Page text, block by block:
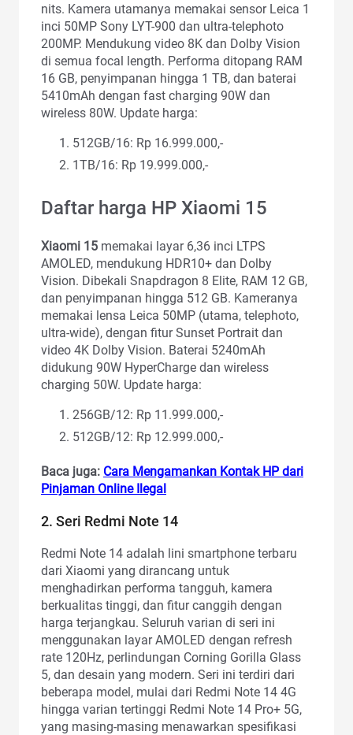
nits. Kamera utamanya memakai sensor Leica 1
inci 50MP Sony LYT-900 dan ultra-telephoto
200MP. Mendukung video 8K dan Dolby Vision
di semua focal length. Performa ditopang RAM
16 GB, penyimpanan hingga 1 TB, dan baterai
5410mAh dengan fast charging 90W dan
wireless 80W. Update harga:
512GB/16: Rp 16.999.000,-
1TB/16: Rp 19.999.000,-
Daftar harga HP Xiaomi 15
Xiaomi 15 memakai layar 6,36 inci LTPS
AMOLED, mendukung HDR10+ dan Dolby
Vision. Dibekali Snapdragon 8 Elite, RAM 12 GB,
dan penyimpanan hingga 512 GB. Kameranya
memakai lensa Leica 50MP (utama, telephoto,
ultra-wide), dengan fitur Sunset Portrait dan
video 4K Dolby Vision. Baterai 5240mAh
didukung 90W HyperCharge dan wireless
charging 50W. Update harga:
256GB/12: Rp 11.999.000,-
512GB/12: Rp 12.999.000,-
Baca juga: Cara Mengamankan Kontak HP dari
Pinjaman Online Ilegal
2. Seri Redmi Note 14
Redmi Note 14 adalah lini smartphone terbaru
dari Xiaomi yang dirancang untuk
menghadirkan performa tangguh, kamera
berkualitas tinggi, dan fitur canggih dengan
harga terjangkau. Seluruh varian di seri ini
menggunakan layar AMOLED dengan refresh
rate 120Hz, perlindungan Corning Gorilla Glass
5, dan desain yang modern. Seri ini terdiri dari
beberapa model, mulai dari Redmi Note 14 4G
hingga varian tertinggi Redmi Note 14 Pro+ 5G,
yang masing-masing menawarkan spesifikasi